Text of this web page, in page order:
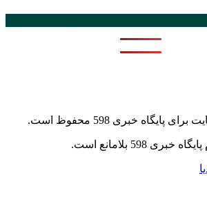
خبری 598 محفوظ است.
598 بلامانع است.